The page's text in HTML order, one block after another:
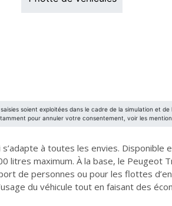
à toutes les envies. Disponible
litres maximum. À la base, le Peugeot
de personnes ou pour les flottes
du véhicule tout en faisant des